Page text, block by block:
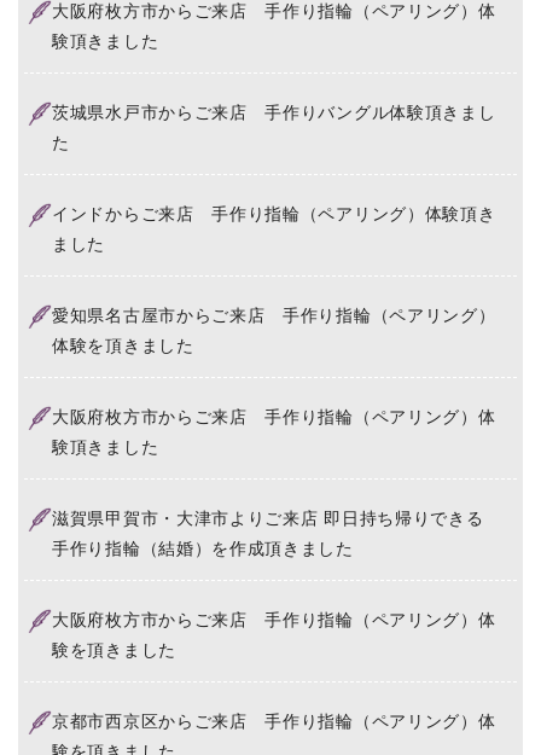
大阪府枚方市からご来店 手作り指輪（ペアリング）体
験頂きました
茨城県水戸市からご来店 手作りバングル体験頂きまし
た
インドからご来店 手作り指輪（ペアリング）体験頂き
ました
愛知県名古屋市からご来店 手作り指輪（ペアリング）
体験を頂きました
大阪府枚方市からご来店 手作り指輪（ペアリング）体
験頂きました
滋賀県甲賀市・大津市よりご来店 即日持ち帰りできる
手作り指輪（結婚）を作成頂きました
大阪府枚方市からご来店 手作り指輪（ペアリング）体
験を頂きました
京都市西京区からご来店 手作り指輪（ペアリング）体